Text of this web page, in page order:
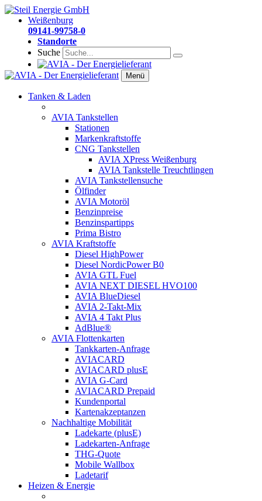
Weißenburg
09141-99758-0
Standorte
Suche
Menü
Tanken & Laden
AVIA Tankstellen
Stationen
Markenkraftstoffe
CNG Tankstellen
AVIA XPress Weißenburg
AVIA Tankstelle Treuchtlingen
AVIA Tankstellensuche
Ölfinder
AVIA Motoröl
Benzinpreise
Benzinspartipps
Prima Bistro
AVIA Kraftstoffe
Diesel HighPower
Diesel NordicPower B0
AVIA GTL Fuel
AVIA NEXT DIESEL HVO100
AVIA BlueDiesel
AVIA 2-Takt-Mix
AVIA 4 Takt Plus
AdBlue®
AVIA Flottenkarten
Tankkarten-Anfrage
AVIACARD
AVIACARD plusE
AVIA G-Card
AVIACARD Prepaid
Kundenportal
Kartenakzeptanzen
Nachhaltige Mobilität
Ladekarte (plusE)
Ladekarten-Anfrage
THG-Quote
Mobile Wallbox
Ladetarif
Heizen & Energie